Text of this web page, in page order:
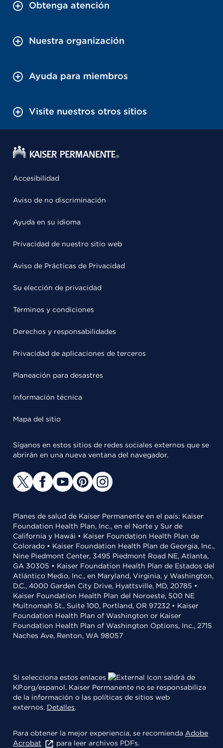
Obtenga atención
Nuestra organización
Ayuda para miembros
Visite nuestros otros sitios
Accesibilidad
Aviso de no discriminación
Ayuda en su idioma
Privacidad de nuestro sitio web
Aviso de Prácticas de Privacidad
Su elección de privacidad
Términos y condiciones
Derechos y responsabilidades
Privacidad de aplicaciones de terceros
Planeación para desastres
Información técnica
Mapa del sitio
Síganos en estos sitios de redes sociales externos que se
abrirán en una nueva ventana del navegador.
Planes de salud de Kaiser Permanente en el país: Kaiser
Foundation Health Plan, Inc., en el Norte y Sur de
California y Hawái • Kaiser Foundation Health Plan de
Colorado • Kaiser Foundation Health Plan de Georgia, Inc.,
Nine Piedmont Center, 3495 Piedmont Road NE, Atlanta,
GA 30305 • Kaiser Foundation Health Plan de Estados del
Atlántico Medio, Inc., en Maryland, Virginia, y Washington,
D.C., 4000 Garden City Drive, Hyattsville, MD, 20785 •
Kaiser Foundation Health Plan del Noroeste, 500 NE
Multnomah St., Suite 100, Portland, OR 97232 • Kaiser
Foundation Health Plan of Washington or Kaiser
Foundation Health Plan of Washington Options, Inc., 2715
Naches Ave, Renton, WA 98057
Si selecciona estos enlaces
saldrá de
KP.org/espanol. Kaiser Permanente no se responsabiliza
de la información o las políticas de sitios web
externos. Detalles.
Para obtener la mejor experiencia, se recomienda Adobe
Acrobat
para leer archivos PDFs.